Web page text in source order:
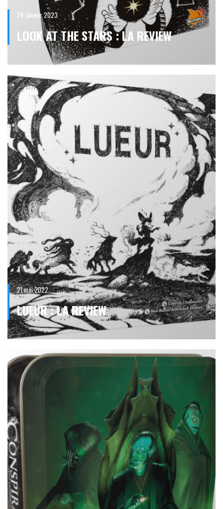
24 janvier 2023
LOOK AT THE STARS : LA REVIEW
21 mai 2022
LUEUR : LA REVIEW